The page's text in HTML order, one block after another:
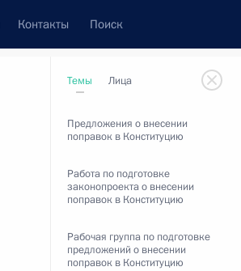
Контакты Поиск
Комиссии и советы
февраль, 2020
Темы
Предложения о внесении
поправок в Конституцию
Работа по подготовке
законопроекта о внесении
поправок в Конституцию
Рабочая группа по подготовке
предложений о внесении
поправок в Конституцию
Лица